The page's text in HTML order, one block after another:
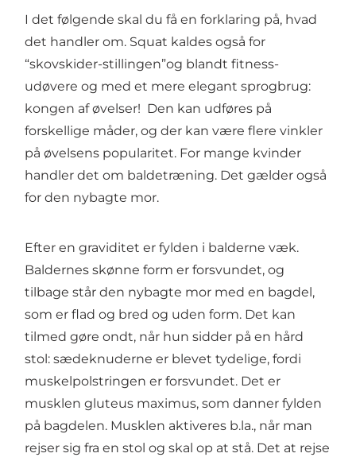
I det følgende skal du få en forklaring på, hvad
det handler om. Squat kaldes også for
“skovskider-stillingen”og blandt fitness-
udøvere og med et mere elegant sprogbrug:
kongen af øvelser! Den kan udføres på
forskellige måder, og der kan være flere vinkler
på øvelsens popularitet. For mange kvinder
handler det om baldetræning. Det gælder også
for den nybagte mor.
Efter en graviditet er fylden i balderne væk.
Baldernes skønne form er forsvundet, og
tilbage står den nybagte mor med en bagdel,
som er flad og bred og uden form. Det kan
tilmed gøre ondt, når hun sidder på en hård
stol: sædeknuderne er blevet tydelige, fordi
muskelpolstringen er forsvundet. Det er
musklen gluteus maximus, som danner fylden
på bagdelen. Musklen aktiveres b.la., når man
rejser sig fra en stol og skal op at stå. Det at rejse